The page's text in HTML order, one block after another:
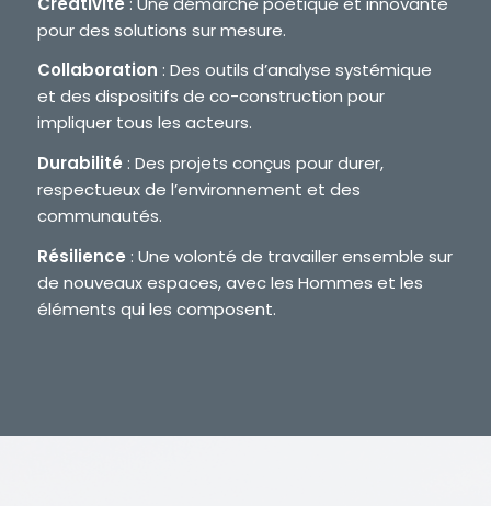
pour des solutions sur mesure.
Collaboration : Des outils d’analyse systémique
et des dispositifs de co-construction pour
impliquer tous les acteurs.
Durabilité : Des projets conçus pour durer,
respectueux de l’environnement et des
communautés.
Résilience : Une volonté de travailler ensemble sur
de nouveaux espaces, avec les Hommes et les
éléments qui les composent.